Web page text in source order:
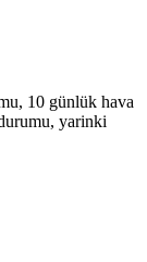
10 günlük hava
yarinki